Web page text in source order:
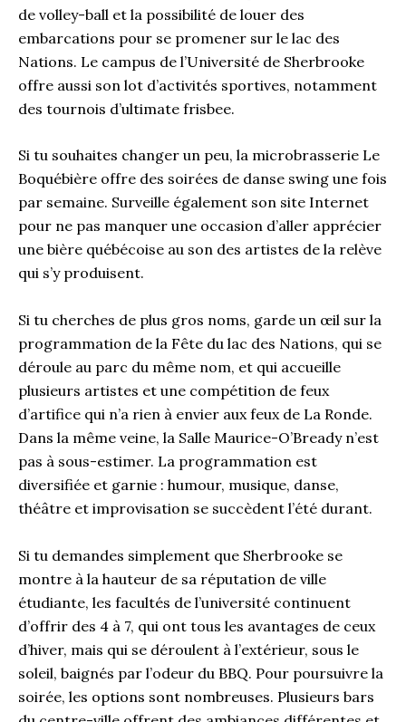
de volley-ball et la possibilité de louer des
embarcations pour se promener sur le lac des
Nations. Le campus de l’Université de Sherbrooke
offre aussi son lot d’activités sportives, notamment
des tournois d’ultimate frisbee.
Si tu souhaites changer un peu, la microbrasserie Le
Boquébière offre des soirées de danse swing une fois
par semaine. Surveille également son site Internet
pour ne pas manquer une occasion d’aller apprécier
une bière québécoise au son des artistes de la relève
qui s’y produisent.
Si tu cherches de plus gros noms, garde un œil sur la
programmation de la Fête du lac des Nations, qui se
déroule au parc du même nom, et qui accueille
plusieurs artistes et une compétition de feux
d’artifice qui n’a rien à envier aux feux de La Ronde.
Dans la même veine, la Salle Maurice-O’Bready n’est
pas à sous-estimer. La programmation est
diversifiée et garnie : humour, musique, danse,
théâtre et improvisation se succèdent l’été durant.
Si tu demandes simplement que Sherbrooke se
montre à la hauteur de sa réputation de ville
étudiante, les facultés de l’université continuent
d’offrir des 4 à 7, qui ont tous les avantages de ceux
d’hiver, mais qui se déroulent à l’extérieur, sous le
soleil, baignés par l’odeur du BBQ. Pour poursuivre la
soirée, les options sont nombreuses. Plusieurs bars